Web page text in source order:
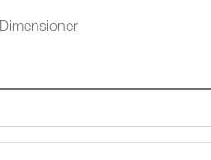
Dimensioner